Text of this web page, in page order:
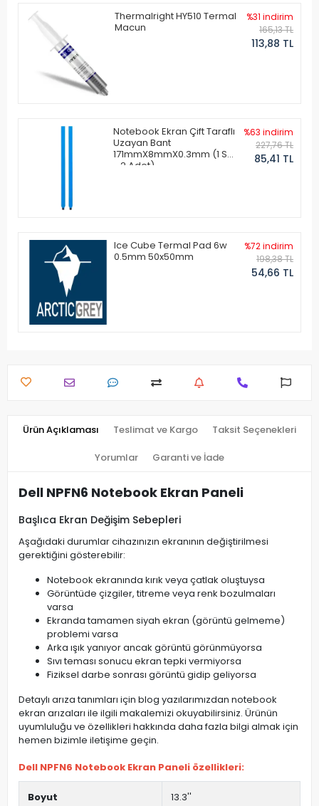
Thermalright HY510 Termal
Macun
%31 indirim
165,13 TL
113,88 TL
Notebook Ekran Çift Taraflı
Uzayan Bant
171mmX8mmX0.3mm (1 Set
- 2 Adet)
%63 indirim
227,76 TL
85,41 TL
Ice Cube Termal Pad 6w
0.5mm 50x50mm
%72 indirim
198,38 TL
54,66 TL
Ürün Açıklaması Teslimat ve Kargo Taksit Seçenekleri
Yorumlar Garanti ve İade
Dell NPFN6 Notebook Ekran Paneli
Başlıca Ekran Değişim Sebepleri
Aşağıdaki durumlar cihazınızın ekranının değiştirilmesi
gerektiğini gösterebilir:
Notebook ekranında kırık veya çatlak oluştuysa
Görüntüde çizgiler, titreme veya renk bozulmaları
varsa
Ekranda tamamen siyah ekran (görüntü gelmeme)
problemi varsa
Arka ışık yanıyor ancak görüntü görünmüyorsa
Sıvı teması sonucu ekran tepki vermiyorsa
Fiziksel darbe sonrası görüntü gidip geliyorsa
Detaylı arıza tanımları için blog yazılarımızdan notebook
ekran arızaları ile ilgili makalemizi okuyabilirsiniz. Ürünün
uyumluluğu ve özellikleri hakkında daha fazla bilgi almak için
hemen bizimle iletişime geçin.
Dell NPFN6 Notebook Ekran Paneli özellikleri:
Boyut 13.3''